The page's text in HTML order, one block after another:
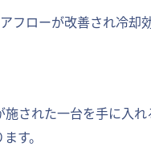
フローが改善され冷却
された一台を手に入
す。